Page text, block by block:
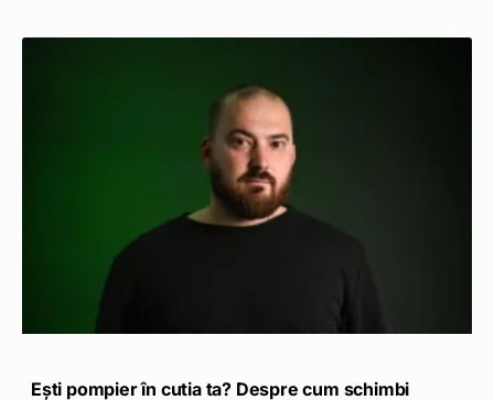
Ești pompier în cutia ta? Despre cum schimbi